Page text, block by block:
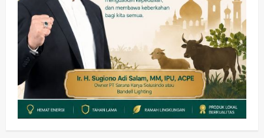
5
Keagamaan Pemerintahan
Pemkab Sidoarjo & Muhammadiyah
Sinergi Permudah Perizinan, Wakaf,
hingga Hibah
wartanusa 4 Agustus 2026
Kesehatan Pemerintahan
Ubah Lahan Tidur Jadi Cuan: Wabup
Sidoarjo Apresiasi Inovasi Teh Daun